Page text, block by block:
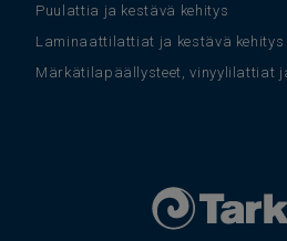
Puulattia ja kestävä kehitys
Laminaattilattiat ja kestävä kehitys
Märkätilapäällysteet, vinyylilattiat